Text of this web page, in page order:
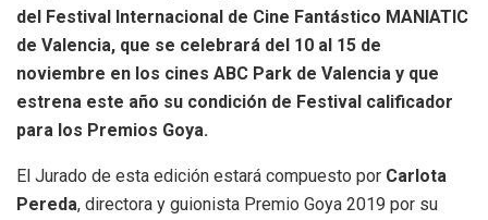
del Festival Internacional de Cine Fantástico MANIATIC
de Valencia, que se celebrará del 10 al 15 de
noviembre en los cines ABC Park de Valencia y que
estrena este año su condición de Festival calificador
para los Premios Goya.
El Jurado de esta edición estará compuesto por Carlota
Pereda, directora y guionista Premio Goya 2019 por su